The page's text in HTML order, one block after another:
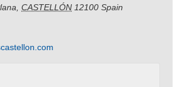
CASTELLÓN 12100 Spain